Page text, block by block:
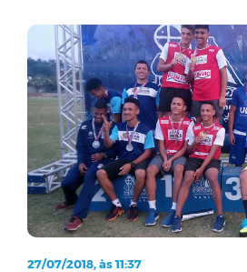
27/07/2018, às 11:37